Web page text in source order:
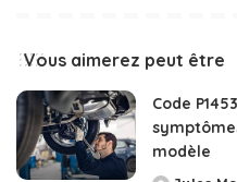
Vous aimerez peut être
Code
modèle